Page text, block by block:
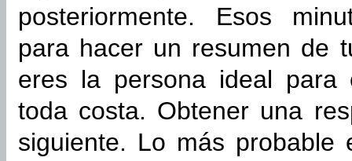
posteriormente. Esos
para hacer un resumen de
eres la persona ideal
toda costa. Obtener una
siguiente. Lo más probable